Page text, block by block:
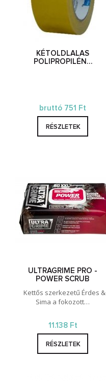
KÉTOLDLALAS
POLIPROPILÉN…
bruttó 751 Ft
RÉSZLETEK
ULTRAGRIME PRO -
POWER SCRUB
Kettős szerkezetű Érdes &
Sima a fokozott…
11.138 Ft
RÉSZLETEK